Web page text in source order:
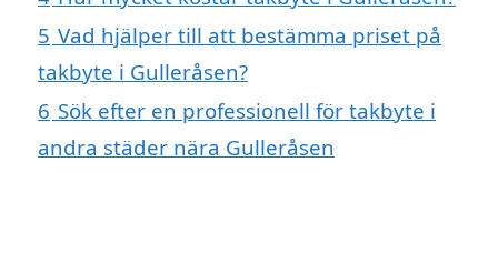
5 Vad hjälper till att bestämma priset på
takbyte i Gulleråsen?
6 Sök efter en professionell för takbyte i
andra städer nära Gulleråsen